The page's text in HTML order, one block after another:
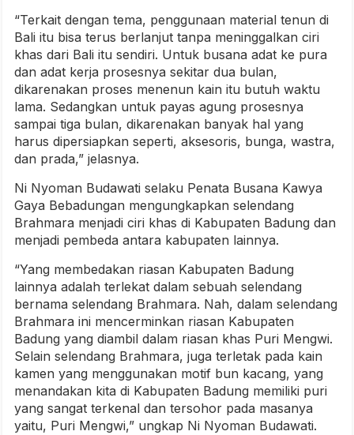
“Terkait dengan tema, penggunaan material tenun di
Bali itu bisa terus berlanjut tanpa meninggalkan ciri
khas dari Bali itu sendiri. Untuk busana adat ke pura
dan adat kerja prosesnya sekitar dua bulan,
dikarenakan proses menenun kain itu butuh waktu
lama. Sedangkan untuk payas agung prosesnya
sampai tiga bulan, dikarenakan banyak hal yang
harus dipersiapkan seperti, aksesoris, bunga, wastra,
dan prada,” jelasnya.
Ni Nyoman Budawati selaku Penata Busana Kawya
Gaya Bebadungan mengungkapkan selendang
Brahmara menjadi ciri khas di Kabupaten Badung dan
menjadi pembeda antara kabupaten lainnya.
“Yang membedakan riasan Kabupaten Badung
lainnya adalah terlekat dalam sebuah selendang
bernama selendang Brahmara. Nah, dalam selendang
Brahmara ini mencerminkan riasan Kabupaten
Badung yang diambil dalam riasan khas Puri Mengwi.
Selain selendang Brahmara, juga terletak pada kain
kamen yang menggunakan motif bun kacang, yang
menandakan kita di Kabupaten Badung memiliki puri
yang sangat terkenal dan tersohor pada masanya
yaitu, Puri Mengwi,” ungkap Ni Nyoman Budawati.